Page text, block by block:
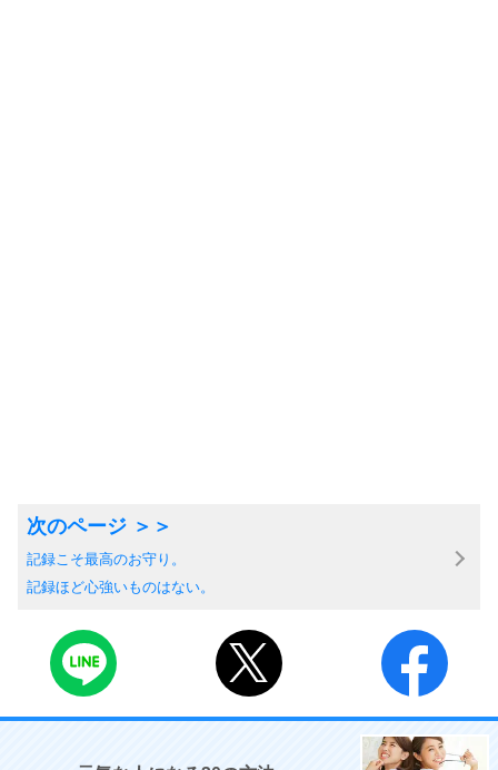
記録こそ最高のお守り。
記録ほど心強いものはない。